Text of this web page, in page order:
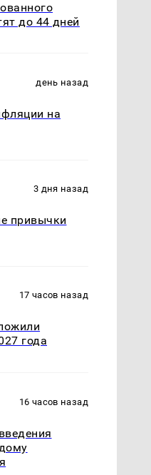
президентов США и
до 44 дней
день назад
на
3 дня назад
привычки
17 часов назад
года
16 часов назад